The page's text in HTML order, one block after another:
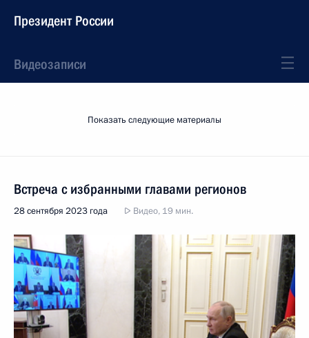
Президент России
Видеозаписи
Показать следующие материалы
Встреча с избранными главами регионов
28 сентября 2023 года Видео, 19 мин.